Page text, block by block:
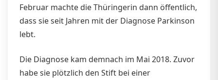
Februar machte die Thüringerin dann öffentlich,
dass sie seit Jahren mit der Diagnose Parkinson
lebt.
Die Diagnose kam demnach im Mai 2018. Zuvor
habe sie plötzlich den Stift bei einer